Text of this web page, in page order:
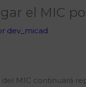
el MIC
dev_micad
del MIC continuará